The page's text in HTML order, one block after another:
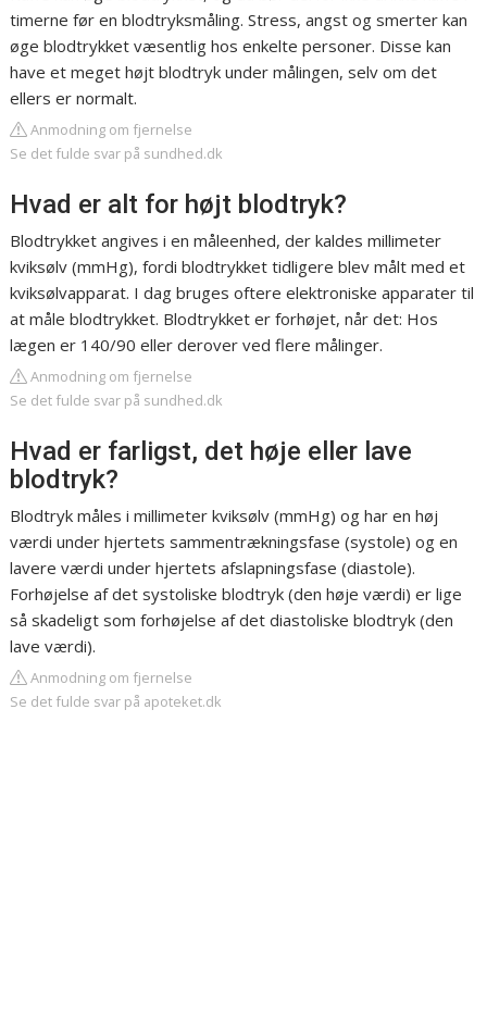
timerne før en blodtryksmåling. Stress, angst og smerter kan
øge blodtrykket væsentlig hos enkelte personer. Disse kan
have et meget højt blodtryk under målingen, selv om det
ellers er normalt.
Anmodning om fjernelse
Se det fulde svar på sundhed.dk
Hvad er alt for højt blodtryk?
Blodtrykket angives i en måleenhed, der kaldes millimeter
kviksølv (mmHg), fordi blodtrykket tidligere blev målt med et
kviksølvapparat. I dag bruges oftere elektroniske apparater til
at måle blodtrykket. Blodtrykket er forhøjet, når det: Hos
lægen er 140/90 eller derover ved flere målinger.
Anmodning om fjernelse
Se det fulde svar på sundhed.dk
Hvad er farligst, det høje eller lave
blodtryk?
Blodtryk måles i millimeter kviksølv (mmHg) og har en høj
værdi under hjertets sammentrækningsfase (systole) og en
lavere værdi under hjertets afslapningsfase (diastole).
Forhøjelse af det systoliske blodtryk (den høje værdi) er lige
så skadeligt som forhøjelse af det diastoliske blodtryk (den
lave værdi).
Anmodning om fjernelse
Se det fulde svar på apoteket.dk